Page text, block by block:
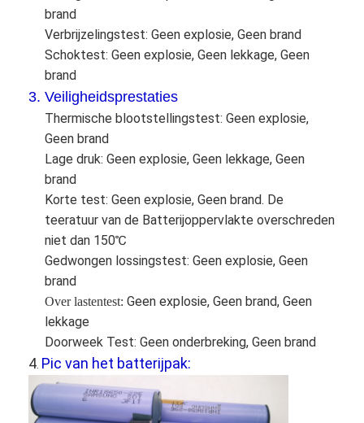
Fabrieksreis
Kwaliteitscontrole
Nieuws
Chat Nu
lithium ionen navulbare batterijen
Lithium Polymer batterij
energieaccu's
NiMH oplaadbare batterijen
NiCd-oplaadbare batterijen
brand
Verbrijzelingstest: Geen explosie, Geen brand
Schoktest: Geen explosie, Geen lekkage, Geen
brand
3. Veiligheidsprestaties
Thermische blootstellingstest: Geen explosie,
Geen brand
Lage druk: Geen explosie, Geen lekkage, Geen
brand
Korte test: Geen explosie, Geen brand. De
teeratuur van de Batterijoppervlakte overschreden
niet dan 150℃
Gedwongen lossingstest: Geen explosie, Geen
brand
Over lastentest:Geen explosie, Geen brand, Geen
lekkage
Doorweek Test: Geen onderbreking, Geen brand
4 Pic van het batterijpak: